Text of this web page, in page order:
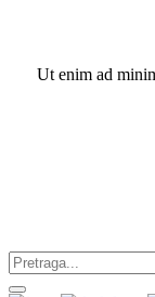
Ut enim ad